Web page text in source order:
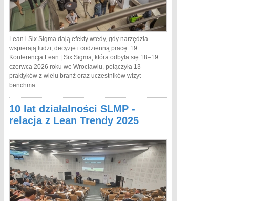
Lean i Six Sigma dają efekty wtedy, gdy narzędzia
wspierają ludzi, decyzje i codzienną pracę. 19.
Konferencja Lean | Six Sigma, która odbyła się 18–19
czerwca 2026 roku we Wrocławiu, połączyła 13
praktyków z wielu branż oraz uczestników wizyt
benchma ...
10 lat działalności SLMP -
relacja z Lean Trendy 2025